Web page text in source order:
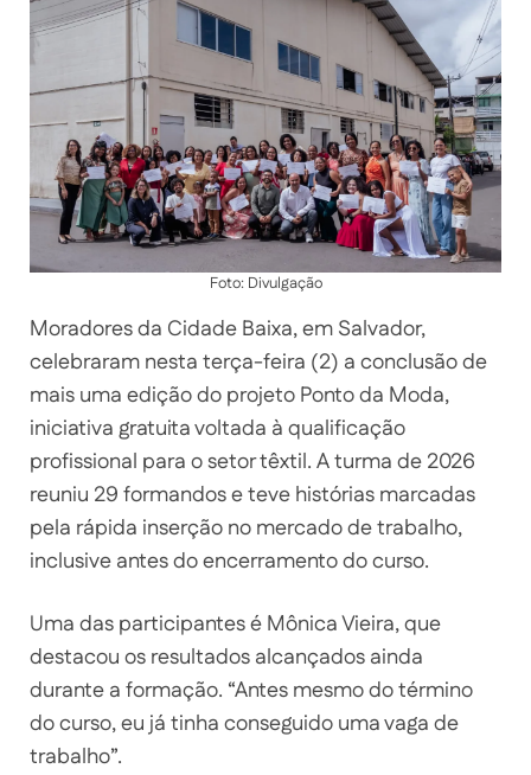
Foto: Divulgação
Moradores da Cidade Baixa, em Salvador,
celebraram nesta terça-feira (2) a conclusão de
mais uma edição do projeto Ponto da Moda,
iniciativa gratuita voltada à qualificação
profissional para o setor têxtil. A turma de 2026
reuniu 29 formandos e teve histórias marcadas
pela rápida inserção no mercado de trabalho,
inclusive antes do encerramento do curso.
Uma das participantes é Mônica Vieira, que
destacou os resultados alcançados ainda
durante a formação. “Antes mesmo do término
do curso, eu já tinha conseguido uma vaga de
trabalho”.